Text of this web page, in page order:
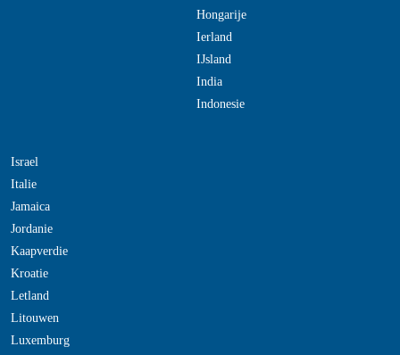
Hongarije
Ierland
IJsland
India
Indonesie
Israel
Italie
Jamaica
Jordanie
Kaapverdie
Kroatie
Letland
Litouwen
Luxemburg